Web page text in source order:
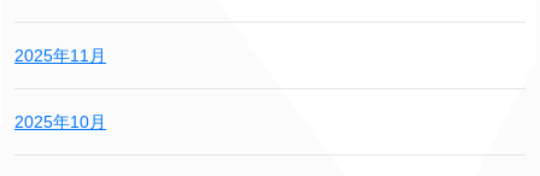
2025年11月
2025年10月